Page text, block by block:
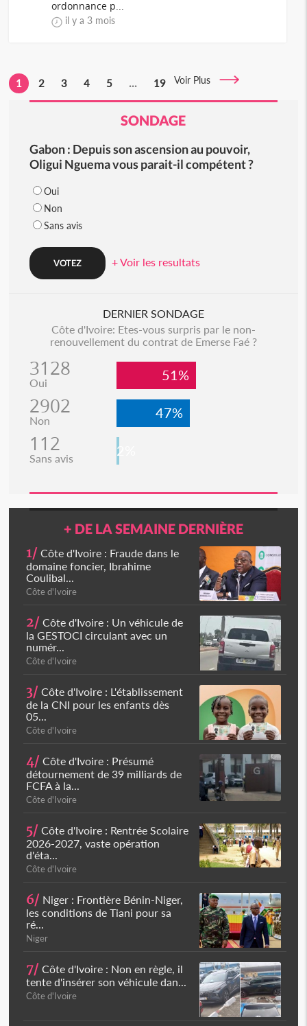
ordonnance p...
il y a 3 mois
1 2 3 4 5 ... 19 Voir Plus
SONDAGE
Gabon : Depuis son ascension au pouvoir,
Oligui Nguema vous parait-il compétent ?
Oui
Non
Sans avis
+ Voir les resultats
DERNIER SONDAGE
Côte d'Ivoire: Etes-vous surpris par le non-
renouvellement du contrat de Emerse Faé ?
3128
Oui 51%
2902
Non 47%
112
Sans avis 2%
+ DE LA SEMAINE DERNIÈRE
1/ Côte d'Ivoire : Fraude dans le
domaine foncier, Ibrahime
Coulibal...
Côte d'Ivoire
2/ Côte d'Ivoire : Un véhicule de
la GESTOCI circulant avec un
numér...
Côte d'Ivoire
3/ Côte d'Ivoire : L'établissement
de la CNI pour les enfants dès
05...
Côte d'Ivoire
4/ Côte d'Ivoire : Présumé
détournement de 39 milliards de
FCFA à la...
Côte d'Ivoire
5/ Côte d'Ivoire : Rentrée Scolaire
2026-2027, vaste opération
d'éta...
Côte d'Ivoire
6/ Niger : Frontière Bénin-Niger,
les conditions de Tiani pour sa
ré...
Niger
7/ Côte d'Ivoire : Non en règle, il
tente d'insérer son véhicule dan...
Côte d'Ivoire